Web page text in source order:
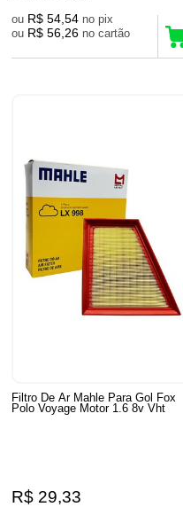
ou R$ 54,54
no pix
ou R$ 56,26 no cartão
Filtro De Ar Mahle Para Gol Fox
Polo Voyage Motor 1.6 8v Vht
R$ 29,33